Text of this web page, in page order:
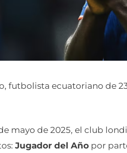
futbolista ecuatoriano de
mayo de 2025, el club
Jugador del Año por